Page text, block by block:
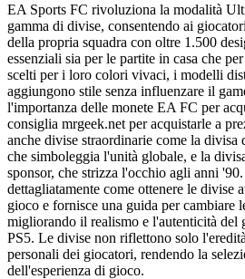
EA Sports FC rivoluziona la modalità
gamma di divise, consentendo ai
della propria squadra con oltre 1.500
essenziali sia per le partite in casa che
scelti per i loro colori vivaci, i modelli
aggiungono stile senza influenzare il
l'importanza delle monete EA FC per
consiglia mrgeek.net per acquistarle a
anche divise straordinarie come la divisa
che simboleggia l'unità globale, e la
sponsor, che strizza l'occhio agli anni
dettagliatamente come ottenere le divise
gioco e fornisce una guida per cambiare
migliorando il realismo e l'autenticità del
PS5. Le divise non riflettono solo
personali dei giocatori, rendendo la
dell'esperienza di gioco.